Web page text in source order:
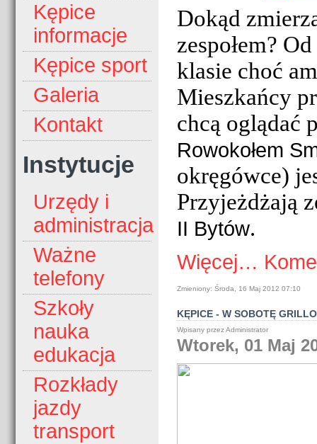
Kępice
informacje
Kępice sport
Galeria
Kontakt
Instytucje
Urzędy i
administracja
Ważne
telefony
Szkoły
nauka
edukacja
Rozkłady
jazdy
transport
Dokąd
zespołem?
klasie choć
Mieszkańcy
chcą oglądać
Rowokołem
okręgówce)
Przyjeżdżają
II Bytów.
Więcej…
Zmieniony: Środa, 16 Maj 2012 07:10
KĘPICE - W SOBOTĘ
Wpisany przez Administrator
Wtorek, 01 Maj